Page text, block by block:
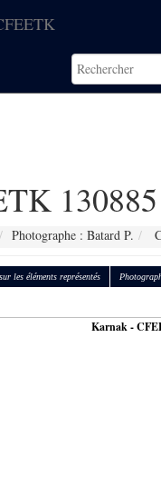
130885
Photographe : Batard P.
les éléments représentés